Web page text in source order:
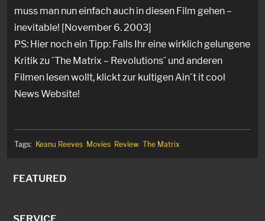
muss man nun einfach auch in diesen Film gehen –
inevitable! [November 6. 2003]
PS: Hier noch ein Tipp: Falls Ihr eine wirklich gelungene
Kritik zu ´The Matrix – Revolutions´ und anderen
Filmen lesen wollt, klickt zur kultigen Ain´t it cool
News Website!
Tags: Keanu Reeves Movies Review The Matrix
FEATURED
SERVICE